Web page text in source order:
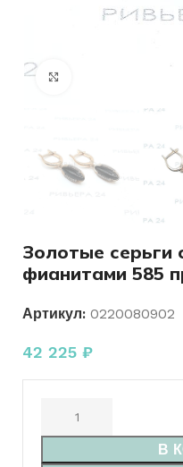
Золотые серьги
фианитами 585
Артикул: 0220080902
42 225 ₽
В